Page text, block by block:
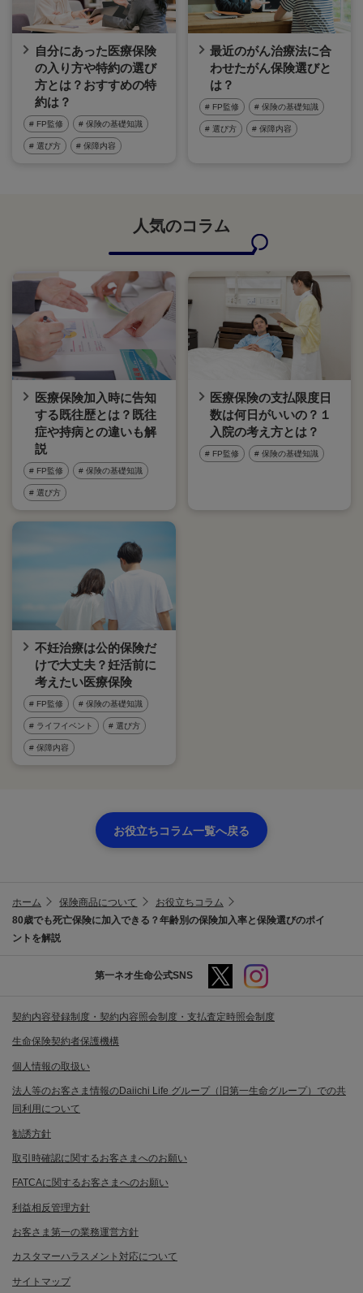
自分にあった医療保険
の入り方や特約の選び
方とは？おすすめの特
約は？
# FP監修 # 保険の基礎知識
# 選び方 # 保障内容
最近のがん治療法に合
わせたがん保険選びと
は？
# FP監修 # 保険の基礎知識
# 選び方 # 保障内容
人気のコラム
医療保険加入時に告知
する既往歴とは？既往
症や持病との違いも解
説
# FP監修 # 保険の基礎知識
# 選び方
医療保険の支払限度日
数は何日がいいの？１
入院の考え方とは？
# FP監修 # 保険の基礎知識
不妊治療は公的保険だ
けで大丈夫？妊活前に
考えたい医療保険
# FP監修 # 保険の基礎知識
# ライフイベント # 選び方
# 保障内容
お役立ちコラム一覧へ戻る
ホーム 保険商品について
お役立ちコラム
80歳でも死亡保険に加入できる？年齢別の保険加入率と保険選びのポイ
ントを解説
第一ネオ生命公式SNS
契約内容登録制度・契約内容照会制度・支払査定時照会制度
生命保険契約者保護機構
個人情報の取扱い
法人等のお客さま情報のDaiichi Life グループ（旧第一生命グループ）での共
同利用について
勧誘方針
取引時確認に関するお客さまへのお願い
FATCAに関するお客さまへのお願い
利益相反管理方針
お客さま第一の業務運営方針
カスタマーハラスメント対応について
サイトマップ